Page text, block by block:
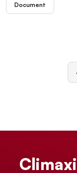
Document